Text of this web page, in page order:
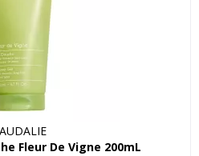
Fleur De Vigne 200mL